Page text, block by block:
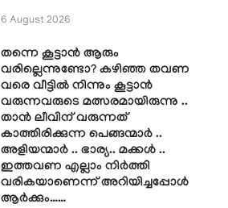
6 August 2026
തന്നെ കൂട്ടാൻ ആരും
വരില്ലെന്നുണ്ടോ? കഴിഞ്ഞ തവണ
വരെ വീട്ടിൽ നിന്നും കൂട്ടാൻ
വരുന്നവരുടെ മത്സരമായിരുന്നു ..
താൻ ലീവിന് വരുന്നത്
കാത്തിരിക്കുന്ന പെങ്ങന്മാർ ..
അളിയന്മാർ .. ഭാര്യ.. മക്കൾ ..
ഇത്തവണ എല്ലാം നിർത്തി
വരികയാണെന്ന് അറിയിച്ചപ്പോൾ
ആർക്കും……